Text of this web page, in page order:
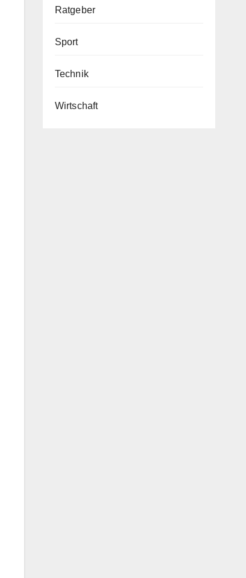
Ratgeber
Sport
Technik
Wirtschaft